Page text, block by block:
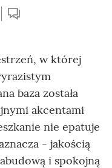
w której
baza została
akcentami
nie epatuje
- jakością
i spokojną